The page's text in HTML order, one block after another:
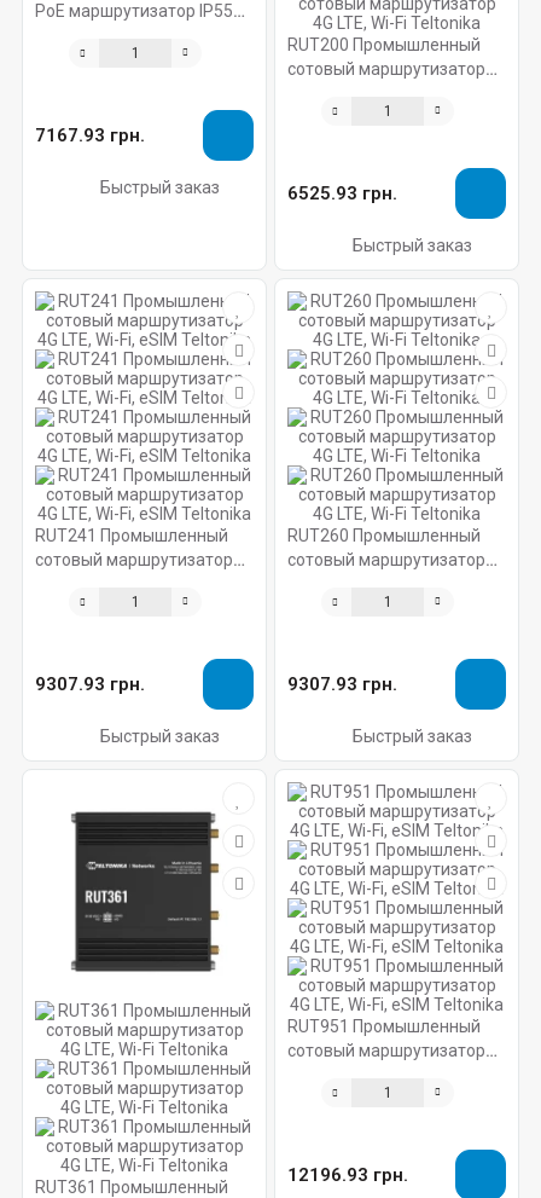
PoE маршрутизатор IP55
7167.93 грн.
Быстрый заказ
RUT200 Промышленный
сотовый маршрутизатор
6525.93 грн.
Быстрый заказ
RUT241 Промышленный
сотовый маршрутизатор
9307.93 грн.
Быстрый заказ
RUT260 Промышленный
сотовый маршрутизатор
9307.93 грн.
Быстрый заказ
RUT361 Промышленный
RUT951 Промышленный
сотовый маршрутизатор
12196.93 грн.